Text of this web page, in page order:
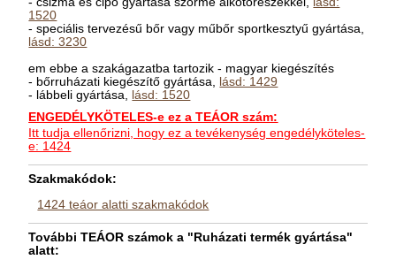
1520
- speciális tervezésű bőr vagy műbőr sportkesztyű gyártása,
lásd: 3230
em ebbe a szakágazatba tartozik - magyar kiegészítés
- bőrruházati kiegészítő gyártása, lásd: 1429
- lábbeli gyártása, lásd: 1520
ENGEDÉLYKÖTELES-e ez a TEÁOR szám:
Itt tudja ellenőrizni, hogy ez a tevékenység engedélyköteles-
e: 1424
Szakmakódok:
1424 teáor alatti szakmakódok
További TEÁOR számok a "Ruházati termék gyártása"
alatt: